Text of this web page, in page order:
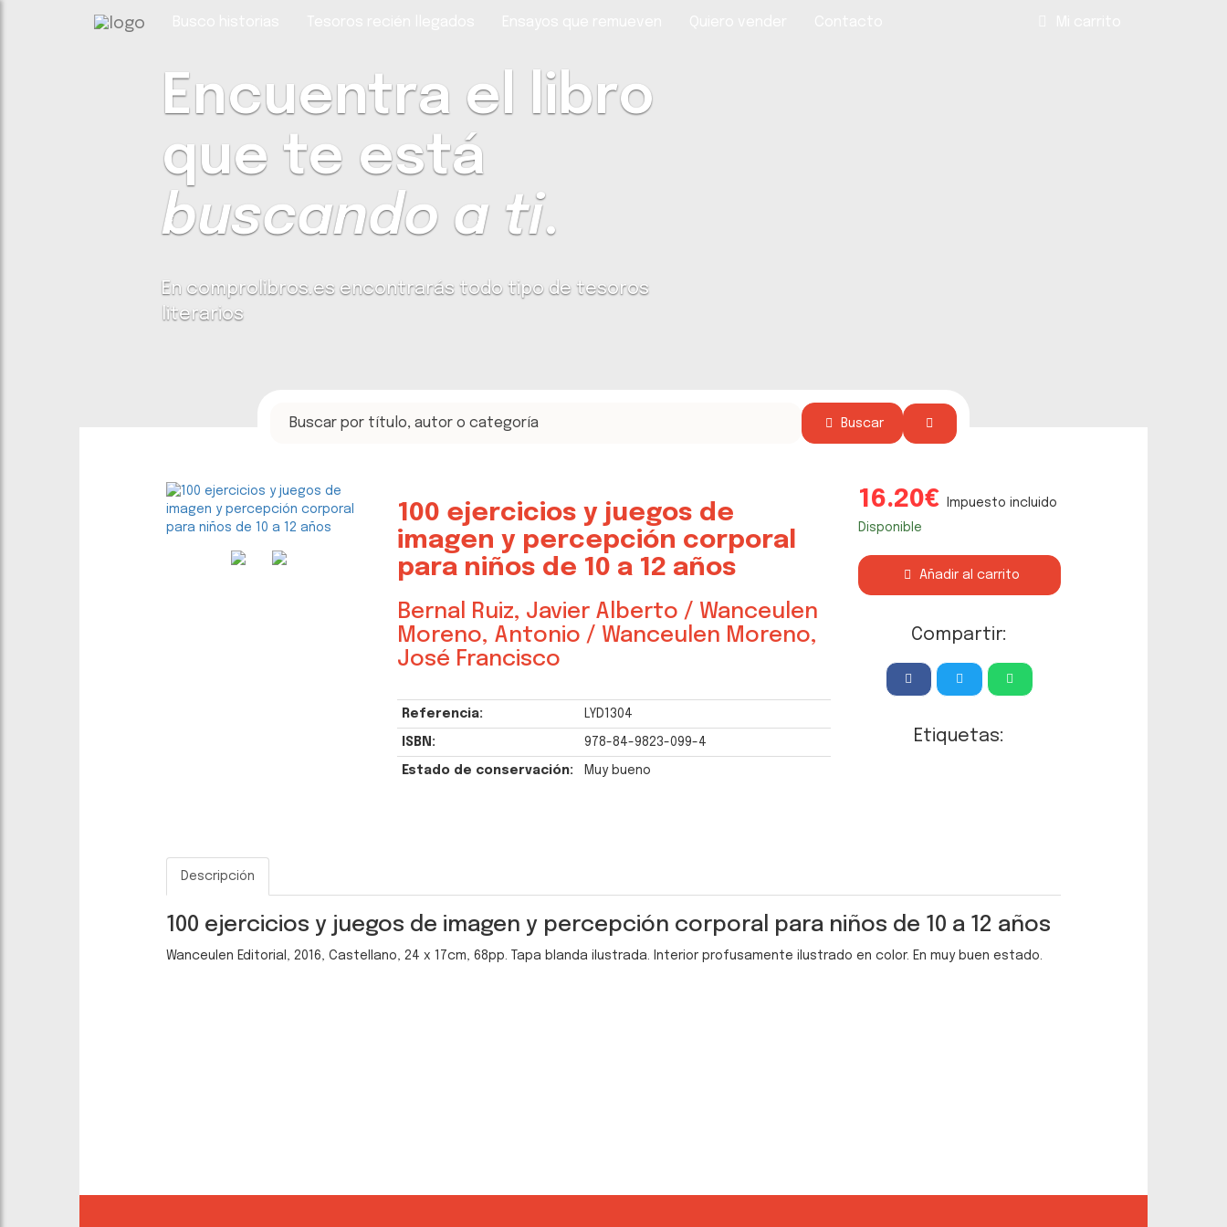
Encuentra el libro
que te está
buscando a ti.
En comprolibros.es encontrarás todo tipo de tesoros
literarios
Buscar
100 ejercicios y juegos de
imagen y percepción corporal
para niños de 10 a 12 años
Bernal Ruiz, Javier Alberto / Wanceulen
Moreno, Antonio / Wanceulen Moreno,
José Francisco
Referencia: LYD1304
ISBN: 978-84-9823-099-4
Estado de conservación: Muy bueno
16.20€
Impuesto incluido
Disponible
Añadir al carrito
Compartir:
Etiquetas:
Descripción
100 ejercicios y juegos de imagen y percepción corporal para niños de 10 a 12 años
Wanceulen Editorial, 2016, Castellano, 24 x 17cm, 68pp. Tapa blanda ilustrada. Interior profusamente ilustrado en color. En muy buen estado.